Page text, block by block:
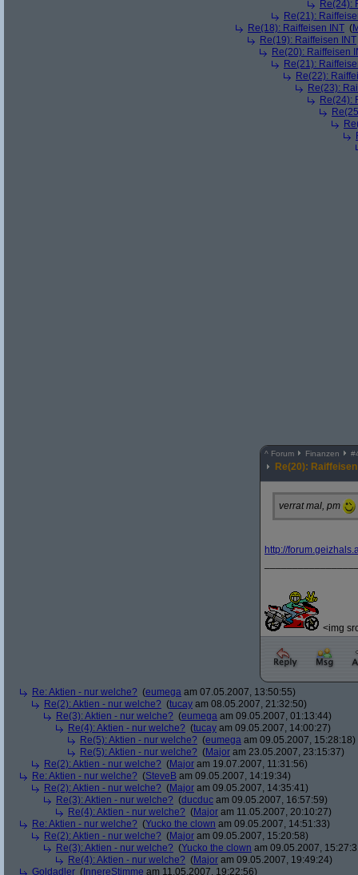
Re(24):
Re(21):
Re(18): Raiffeisen INT (
Re(19): Raiffeisen INT
Re(20): Raiffeisen
Re(21):
Re(22):
Re(23):
Re(24):
^ Forum Finanzen #
Re(20):
verrat mal, pm
http://
<img
Re: Aktien - nur welche? (eumega am 07.05.2007, 13:50:55)
Re(2): Aktien - nur welche? (tucay am 08.05.2007, 21:32:50)
Re(3): Aktien - nur welche? (eumega am 09.05.2007, 01:13:44)
Re(4): Aktien - nur welche? (tucay am 09.05.2007, 14:00:27)
Re(5): Aktien - nur welche? (eumega am 09.05.2007, 15:28:18)
Re(5): Aktien - nur welche? (Major am 23.05.2007, 23:15:37)
Re(2): Aktien - nur welche? (Major am 19.07.2007, 11:31:56)
Re: Aktien - nur welche? (SteveB am 09.05.2007, 14:19:34)
Re(2): Aktien - nur welche? (Major am 09.05.2007, 14:35:41)
Re(3): Aktien - nur welche? (ducduc am 09.05.2007, 16:57:59)
Re(4): Aktien - nur welche? (Major am 11.05.2007, 20:10:27)
Re: Aktien - nur welche? (Yucko the clown am 09.05.2007, 14:51:33)
Re(2): Aktien - nur welche? (Major am 09.05.2007, 15:20:58)
Re(3): Aktien - nur welche? (Yucko the clown am 09.05.2007,
Re(4): Aktien - nur welche? (Major am 09.05.2007, 19:49:24)
Goldadler ( InnereStimme am 11.05.2007, 19:22:56)